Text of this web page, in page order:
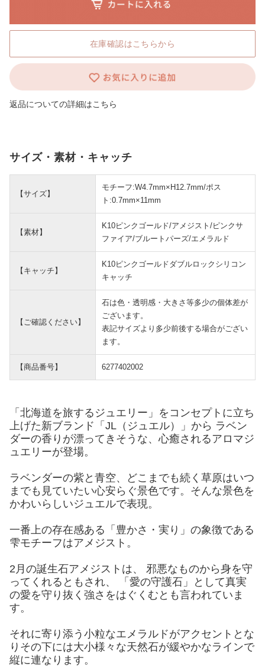
在庫確認はこちらから
返品についての詳細はこちら
サイズ・素材・キャッチ
【サイズ】
モチーフ:W4.7mm×H12.7mm/ポス
ト:0.7mm×11mm
【素材】
K10ピンクゴールド/アメジスト/ピンクサ
ファイア/ブルートパーズ/エメラルド
【キャッチ】
K10ピンクゴールドダブルロックシリコン
キャッチ
【ご確認ください】
石は色・透明感・大きさ等多少の個体差が
ございます。
表記サイズより多少前後する場合がござい
ます。
【商品番号】 6277402002
「北海道を旅するジュエリー」をコンセプトに立ち
上げた新ブランド「JL（ジュエル）」から ラベン
ダーの香りが漂ってきそうな、心癒されるアロマジ
ュエリーが登場。
ラベンダーの紫と青空、どこまでも続く草原はいつ
までも見ていたい心安らぐ景色です。そんな景色を
かわいらしいジュエルで表現。
一番上の存在感ある「豊かさ・実り」の象徴である
雫モチーフはアメジスト。
2月の誕生石アメジストは、 邪悪なものから身を守
ってくれるともされ、 「愛の守護石」として真実
の愛を守り抜く強さをはぐくむとも言われていま
す。
それに寄り添う小粒なエメラルドがアクセントとな
りその下には大小様々な天然石が緩やかなラインで
縦に連なります。